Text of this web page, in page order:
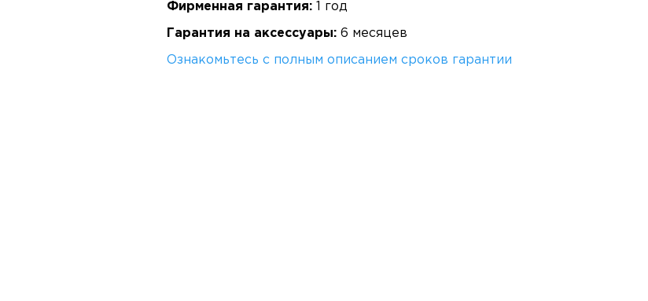
Фирменная гарантия:1 год
Гарантия на аксессуары:6 месяцев
Ознакомьтесь с полным описанием сроков гарантии